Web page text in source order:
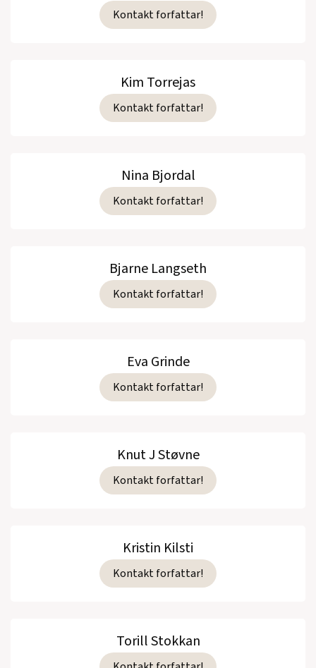
Kontakt forfattar!
Kim Torrejas
Kontakt forfattar!
Nina Bjordal
Kontakt forfattar!
Bjarne Langseth
Kontakt forfattar!
Eva Grinde
Kontakt forfattar!
Knut J Støvne
Kontakt forfattar!
Kristin Kilsti
Kontakt forfattar!
Torill Stokkan